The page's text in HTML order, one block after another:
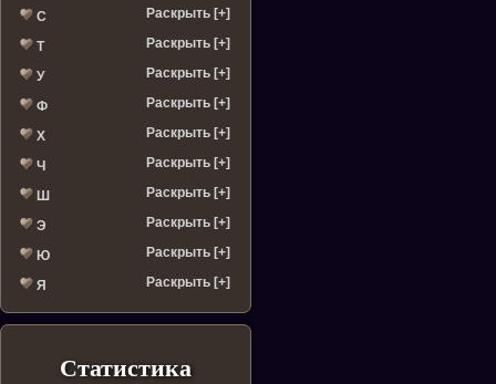
С Раскрыть [+]
Т Раскрыть [+]
У Раскрыть [+]
Ф Раскрыть [+]
Х Раскрыть [+]
Ч Раскрыть [+]
Ш Раскрыть [+]
Э Раскрыть [+]
Ю Раскрыть [+]
Я Раскрыть [+]
Статистика